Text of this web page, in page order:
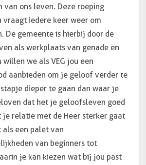
van ons leven. Deze roeping
vraagt iedere keer weer om
De gemeente is hierbij door de
als werkplaats van genade en
we als VEG jou een
aanbieden om je geloof verder te
dieper te gaan dan waar je
dat het je geloofsleven goed
je relatie met de Heer sterker gaat
als een palet van
van beginners tot
je kan kiezen wat bij jou past